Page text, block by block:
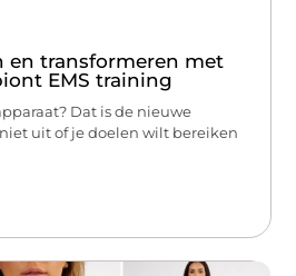
en transformeren met
EMS training
Dat is de nieuwe
uit of je doelen wilt bereiken